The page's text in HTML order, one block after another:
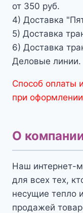
от 350 руб.
4) Доставка
5) Доставка
6) Доставка
Деловые линии.
Способ оплаты
при
О
Наш интернет-
для всех тех,
несущие тепло
продажей